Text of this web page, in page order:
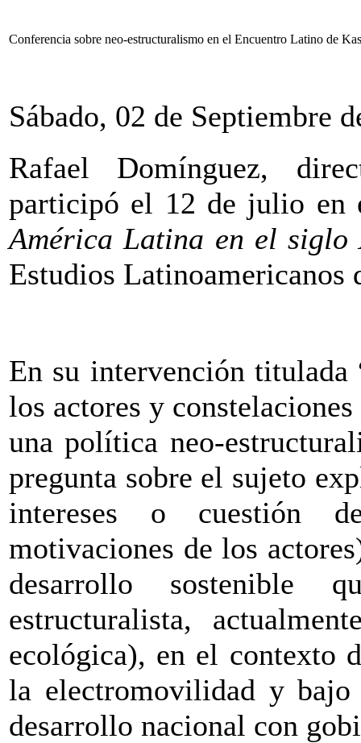
Conferencia sobre neo-estructuralismo en el Encuentro Latino de
Sábado, 02 de Septiembre
Rafael Domínguez,
participó el 12 de julio
América Latina en el siglo
Estudios Latinoamericanos
En su intervención titulada
los actores y
una política neo-
pregunta sobre el sujeto
intereses o cuestión
motivaciones de los
desarrollo sostenible
estructuralista,
ecológica), en el contexto
la electromovilidad y bajo
desarrollo nacional con